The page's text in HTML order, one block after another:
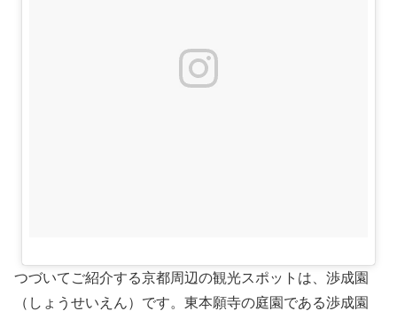
つづいてご紹介する京都周辺の観光スポットは、渉成園
（しょうせいえん）です。東本願寺の庭園である渉成園